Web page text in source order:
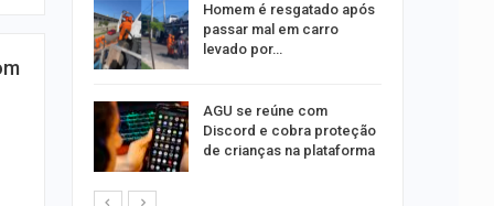
Homem é resgatado após
passar mal em carro
levado por…
AGU se reúne com
Discord e cobra proteção
de crianças na plataforma